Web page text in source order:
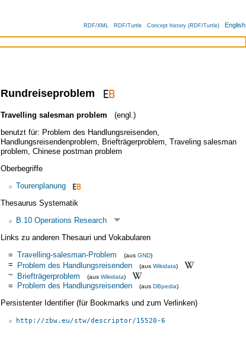
RDF/XML RDF/Turtle Concept history (RDF/Turtle) English
Rundreiseproblem
Travelling salesman problem
(engl.)
benutzt für: Problem des Handlungsreisenden,
Handlungsreisendenproblem
Briefträgerproblem Traveling salesman
problem Chinese postman problem
Oberbegriffe
Tourenplanung
Thesaurus Systematik
B.10 Operations Research
Links zu anderen Thesauri und Vokabularen
= Travelling-salesman-Problem (aus GND)
= Problem des Handlungsreisenden (aus Wikidata)
~ Briefträgerproblem (aus Wikidata)
= Problem des Handlungsreisenden (aus DBpedia)
Persistenter Identifier (für Bookmarks und zum Verlinken)
http://zbw.eu/stw/descriptor/15520-6